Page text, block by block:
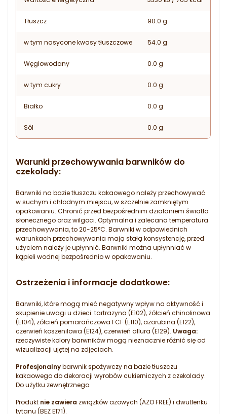
Tłuszcz 90.0 g
w tym nasycone kwasy tłuszczowe 54.0 g
Węglowodany 0.0 g
w tym cukry 0.0 g
Białko 0.0 g
Sól 0.0 g
Warunki przechowywania barwników do
czekolady:
Barwniki na bazie tłuszczu kakaowego należy przechowywać
w suchym i chłodnym miejscu, w szczelnie zamkniętym
opakowaniu. Chronić przed bezpośrednim działaniem światła
słonecznego oraz wilgoci. Optymalna i zalecana temperatura
przechowywania, to 20-25°C. Barwniki w odpowiednich
warunkach przechowywania mają stałą konsystencję, przed
użyciem należy je upłynnić. Barwniki można upłynniać w
kąpieli wodnej bezpośrednio w opakowaniu.
Ostrzeżenia i informacje dodatkowe:
Barwniki, które mogą mieć negatywny wpływ na aktywność i
skupienie uwagi u dzieci: tartrazyna (E102), żółcień chinolinowa
(E104), żółcień pomarańczowa FCF (E110), azorubina (E122),
czerwień koszenilowa (E124), czerwień allura (E129). Uwaga:
rzeczywiste kolory barwników mogą nieznacznie różnić się od
wizualizacji ujętej na zdjęciach.
Profesjonalnybarwnik spożywczy na bazie tłuszczu
kakaowego do dekoracji wyrobów cukierniczych z czekolady.
Do użytku zewnętrznego.
Produkt nie zawiera związków azowych (AZO FREE) i dwutlenku
tytanu (BEZ E171).